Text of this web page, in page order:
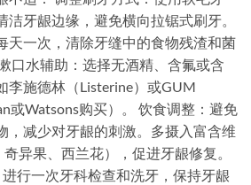
洁牙龈边缘，避免横向拉锯式刷牙。
天一次，清除牙缝中的食物残渣和菌
口水辅助：选择无酒精、含氟或含
李施德林（Listerine）或GUM
或Watsons购买）。 饮食调整：避免
，减少对牙龈的刺激。多摄入富含维
异果、西兰花），促进牙龈修复。
行一次牙科检查和洗牙，保持牙龈